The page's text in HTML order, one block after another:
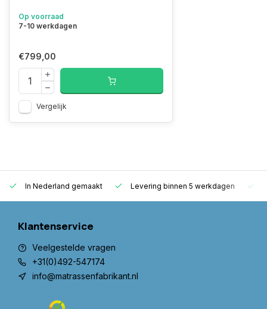
Op voorraad
7-10 werkdagen
€799,00
Vergelijk
In Nederland gemaakt Levering binnen 5 werkdagen
Klantenservice
Veelgestelde vragen
+31(0)492-547174
info@matrassenfabrikant.nl